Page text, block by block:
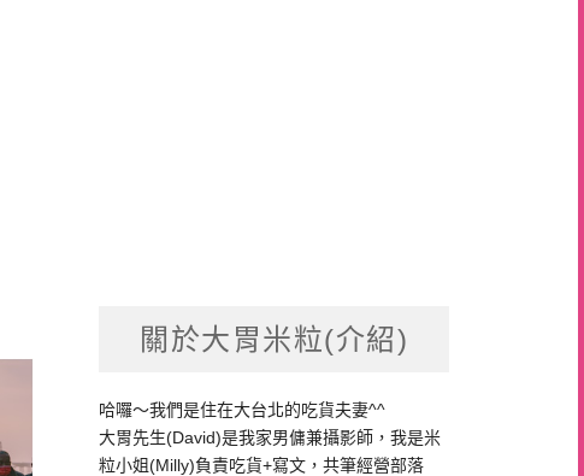
關於大胃米粒(介紹)
哈囉～我們是住在大台北的吃貨夫妻^^
大胃先生(David)是我家男傭兼攝影師，我是米
粒小姐(Milly)負責吃貨+寫文，共筆經營部落